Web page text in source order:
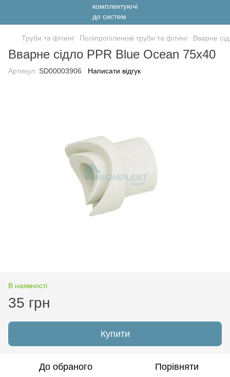
Труби та фітинг Поліпропіленові труби та фітинг Вварне
Вварне сідло PPR Blue Ocean 75х40
Артикул: SD00003906 Написати відгук
В наявності
35 грн
Купити
До обраного Порівняти